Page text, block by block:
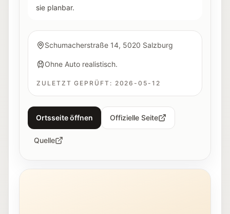
sie planbar.
Schumacherstraße 14, 5020 Salzburg
Ohne Auto realistisch.
ZULETZT GEPRÜFT: 2026-05-12
Ortsseite öffnen Offizielle Seite
Quelle
Jugendliche arbeiten beim Makerspace @